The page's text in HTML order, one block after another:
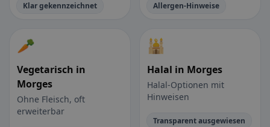
Klar gekennzeichnet Allergen-Hinweise
🥕
Vegetarisch in
Morges
Ohne Fleisch, oft
erweiterbar
🕌
Halal in Morges
Halal-Optionen mit
Hinweisen
Transparent ausgewiesen